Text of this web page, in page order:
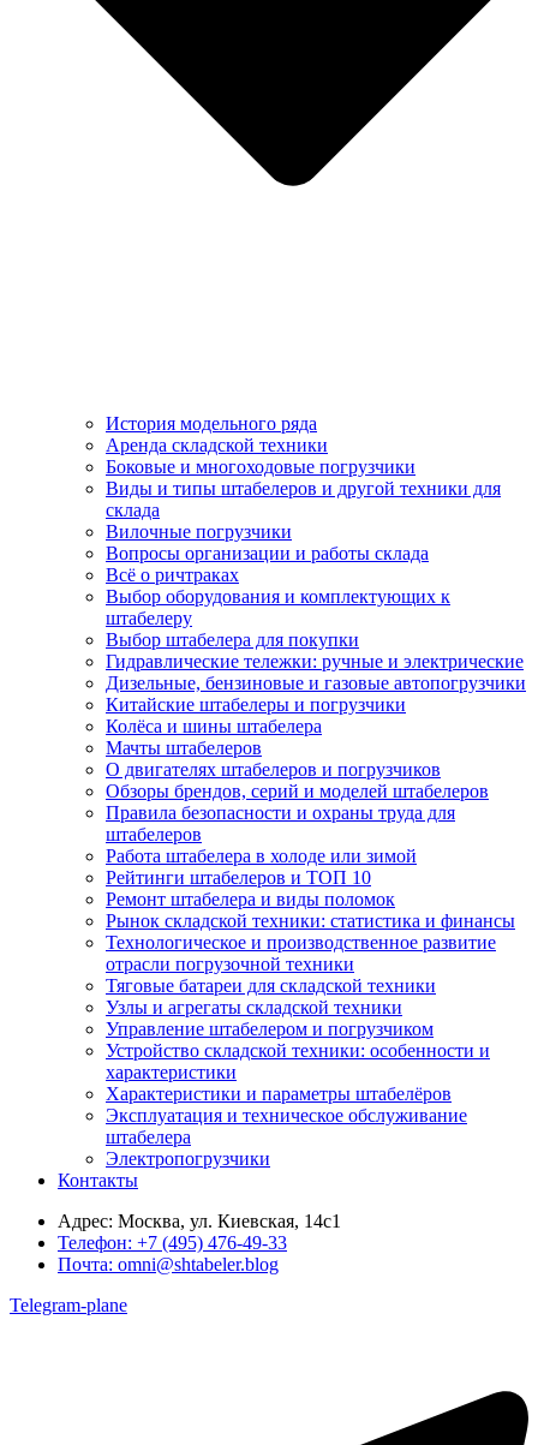
История модельного ряда
Аренда складской техники
Боковые и многоходовые погрузчики
Виды и типы штабелеров и другой техники для
склада
Вилочные погрузчики
Вопросы организации и работы склада
Всё о ричтраках
Выбор оборудования и комплектующих к
штабелеру
Выбор штабелера для покупки
Гидравлические тележки: ручные и электрические
Дизельные, бензиновые и газовые автопогрузчики
Китайские штабелеры и погрузчики
Колёса и шины штабелера
Мачты штабелеров
О двигателях штабелеров и погрузчиков
Обзоры брендов, серий и моделей штабелеров
Правила безопасности и охраны труда для
штабелеров
Работа штабелера в холоде или зимой
Рейтинги штабелеров и ТОП 10
Ремонт штабелера и виды поломок
Рынок складской техники: статистика и финансы
Технологическое и производственное развитие
отрасли погрузочной техники
Тяговые батареи для складской техники
Узлы и агрегаты складской техники
Управление штабелером и погрузчиком
Устройство складской техники: особенности и
характеристики
Характеристики и параметры штабелёров
Эксплуатация и техническое обслуживание
штабелера
Электропогрузчики
Контакты
Адрес: Москва, ул. Киевская, 14с1
Телефон: +7 (495) 476-49-33
Почта: omni@shtabeler.blog
Telegram-plane